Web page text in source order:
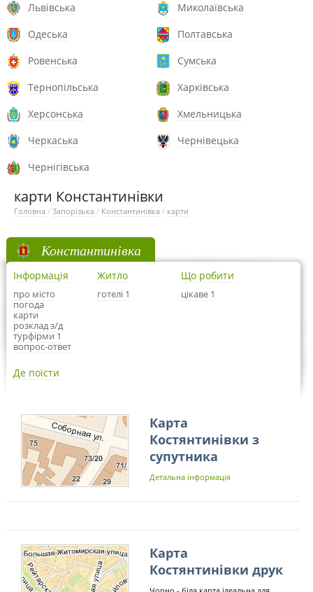
Львівська
Миколаївська
Одеська
Полтавська
Ровенська
Сумська
Тернопільська
Харківська
Херсонська
Хмельницька
Черкаська
Чернівецька
Чернігівська
карти Константинівки
Головна / Запорізька / Константинівка / карти
Константинівка
Інформація
про місто
погода
карти
розклад з/д
турфірми 1
вопрос-ответ
Житло
готелі 1
Що робити
цікаве 1
Де поїсти
Карта
Костянтинівки з
супутника
Детальна інформація
Карта
Костянтинівки друк